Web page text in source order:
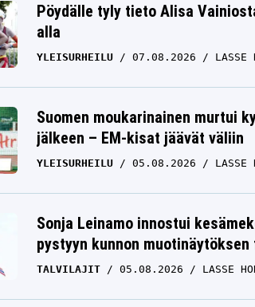
Pöydälle tyly tieto Alisa
alla
YLEISURHEILU 07.08.2026 LASSE
Suomen moukarinainen murtui
jälkeen – EM-kisat jäävät väliin
YLEISURHEILU 05.08.2026 LASSE
Sonja Leinamo innostui
pystyyn kunnon
TALVILAJIT 05.08.2026 LASSE